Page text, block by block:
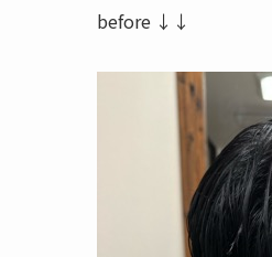
before ↓↓